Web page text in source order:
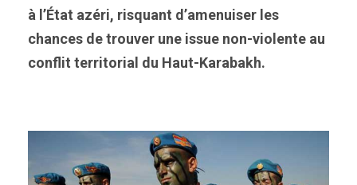
à l’État azéri, risquant d’amenuiser les
chances de trouver une issue non-violente au
conflit territorial du Haut-Karabakh.